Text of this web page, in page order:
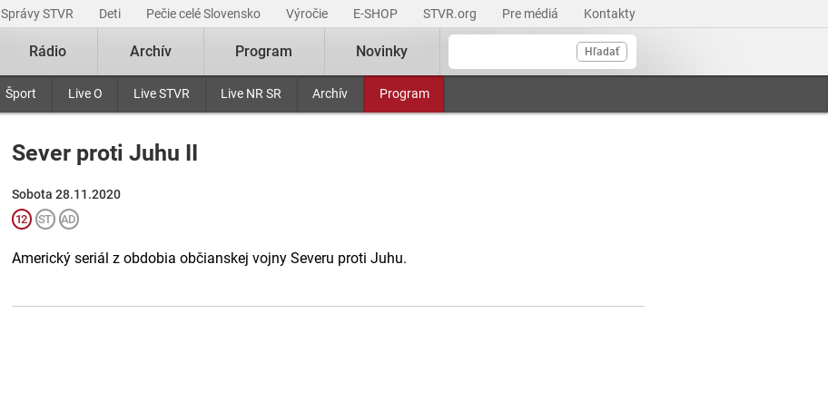
Správy STVR Deti Pečie celé Slovensko Výročie E-SHOP STVR.org Pre médiá Kontakty
Hľadať
Šport Live O Live STVR Live NR SR Archív Program
Rádio Archív Program Novinky
Sever proti Juhu II
Sobota 28.11.2020
Americký seriál z obdobia občianskej vojny Severu proti Juhu.